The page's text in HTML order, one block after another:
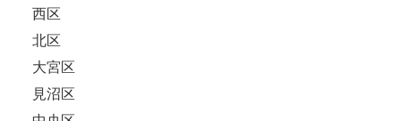
西区
北区
大宮区
見沼区